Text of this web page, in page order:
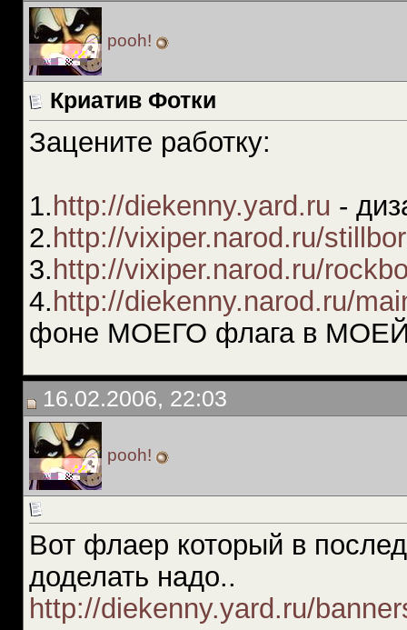
pooh!
Криатив Фотки
Зацените работку:
1. http://diekenny.yard.ru -
2. http://vixiper.narod.ru/
3. http://vixiper.narod.ru/
4. http://diekenny.narod.ru/
фоне МОЕГО флага в МОЕЙ
16.02.2006, 22:03
pooh!
Вот флаер который в
доделать надо..
http://diekenny.yard.ru/